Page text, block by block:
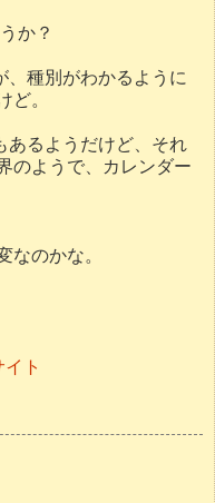
か？
種別がわかるように
ど。
あるようだけど、それ
のようで、カレンダー
なのかな。
ト